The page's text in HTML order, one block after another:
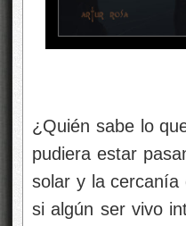
¿Quién sabe lo
pudiera estar
solar y la cercanía
si algún ser vivo